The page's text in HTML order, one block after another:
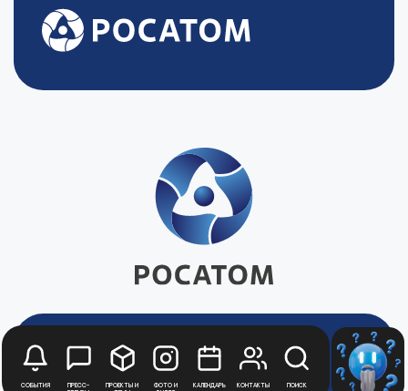
События
Пресс-
Проекты и
Фото и
Календарь Контакты Поиск
Будьте в курсе